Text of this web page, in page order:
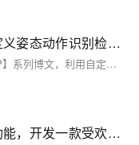
【一步步开发AI运动APP】七、自定义姿态动作识别检测——之规则配置检测
本文介绍了如何通过【一步步开发AI运动APP】系列博文，利用自定义姿态识别检测技术开发高性能的AI运动应用。核心内容包括：1) 自定义姿态识别检测，满足人像入镜、动作开始/停止等需求；2) Pose-Calc引擎详解，支持角度匹配、逻辑运算等多种人体分析规则；3) 姿态检测规则编写与执行方法；4) 完整示例展示左右手平举姿态检测。通过这些技术，开发者可轻松实现定制化运动分析功能。
参照Yalla、Hawa等主流APP核心功能，开发一款受欢迎的海外语聊需要从哪些方面入手